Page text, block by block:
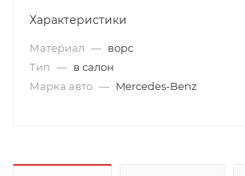
Характеристики
Материал — ворс
Тип — в салон
Марка авто — Mercedes-Benz